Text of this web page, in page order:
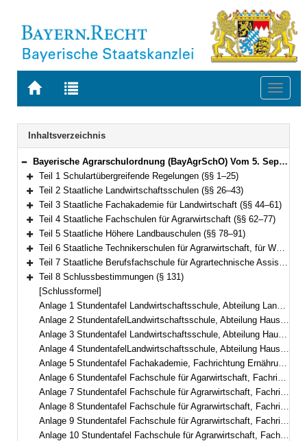
Zur
BAYERN.RECHT
Zur
letzten
Suche
Toggle
Navigation
Inhaltsverzeichnis
Bereich reduzieren
Bayerische Agrarschulordnung (BayAgrSchO) Vom 5. September 2019 (GVBl. S. 564) BayRS 7803-1-L (§§ 1–131)
Bereich erweitern
Teil 1 Schulartübergreifende Regelungen (§§ 1–25)
Bereich erweitern
Teil 2 Staatliche Landwirtschaftsschulen (§§ 26–43)
Bereich erweitern
Teil 3 Staatliche Fachakademie für Landwirtschaft (§§ 44–61)
Bereich erweitern
Teil 4 Staatliche Fachschulen für Agrarwirtschaft (§§ 62–77)
Bereich erweitern
Teil 5 Staatliche Höhere Landbauschulen (§§ 78–91)
Bereich erweitern
Teil 6 Staatliche Technikerschulen für Agrarwirtschaft, für Waldwirtschaft sowie Staatliche Meister- und Technikerschule für Weinbau und Gartenbau (§§ 92–113)
Bereich erweitern
Teil 7 Staatliche Berufsfachschule für Agrartechnische Assistentinnen und Assistenten (§§ 114–130)
Bereich erweitern
Teil 8 Schlussbestimmungen (§ 131)
[Schlussformel]
Anlage 1 Stundentafel Landwirtschaftsschule, Abteilung Landwirtschaft, dreisemestrig
Anlage 2 StundentafelLandwirtschaftsschule, Abteilung Hauswirtschaft, dreisemestrig in berufsbegleitender Teilzeitform– Fachschule für hauswirtschaftliche Betriebsführung –
Anlage 3 Stundentafel Landwirtschaftsschule, Abteilung Hauswirtschaft, zweisemestrig
Anlage 4 StundentafelLandwirtschaftsschule, Abteilung Hauswirtschaft, einsemestrig– Fachschule für Ernährung und Haushaltsführung –
Anlage 5 Stundentafel Fachakademie, Fachrichtung Ernährungs- und Versorgungsmanagement
Anlage 6 Stundentafel Fachschule für Agarwirtschaft, Fachrichtung Garten- und Landschaftsbau, zweisemestrig
Anlage 7 Stundentafel Fachschule für Agrarwirtschaft, Fachrichtung Garten- und Landschaftsbau, dreisemestrig
Anlage 8 Stundentafel Fachschule für Agrarwirtschaft, Fachrichtung Garten- und Landschaftsbau, Fachgebiet Management und Gestaltung
Anlage 9 Stundentafel Fachschule für Agrarwirtschaft, Fachrichtung Garten- und Landschaftsbau, zweisemestrig mit E-learning-Phasen
Anlage 10 Stundentafel Fachschule für Agrarwirtschaft, Fachrichtung Gartenbau, Fachgebiet Zierpflanzenbau/Management und Gestaltung